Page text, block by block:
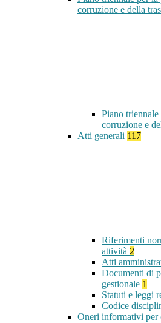
corruzione e della
Piano
corruzione e
Atti generali 117
Riferimenti
attività 2
Atti
Documenti di
gestionale 1
Statuti e leggi
Codice
Oneri informativi per